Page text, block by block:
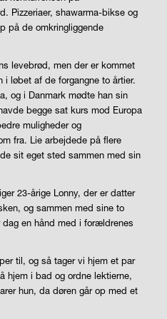
Pizzeriaer, shawarma-bikse og
på de omkringliggende
levebrød, men der er kommet
løbet af de forgangne to årtier.
og i Danmark mødte han sin
begge sat kurs mod Europa
muligheder og
fra. Lie arbejdede på flere
sit eget sted sammen med sin
23-årige Lonny, der er datter
og sammen med sine to
en hånd med i forældrenes
til, og så tager vi hjem et par
hjem i bad og ordne lektierne,
hun, da døren går op med et